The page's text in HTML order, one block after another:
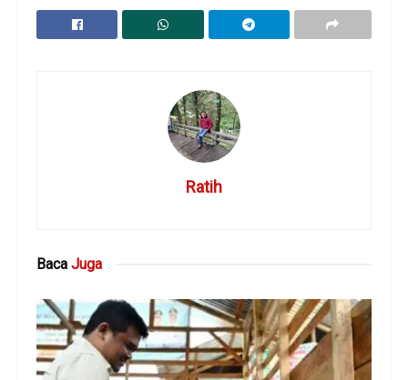
Ratih
Baca Juga